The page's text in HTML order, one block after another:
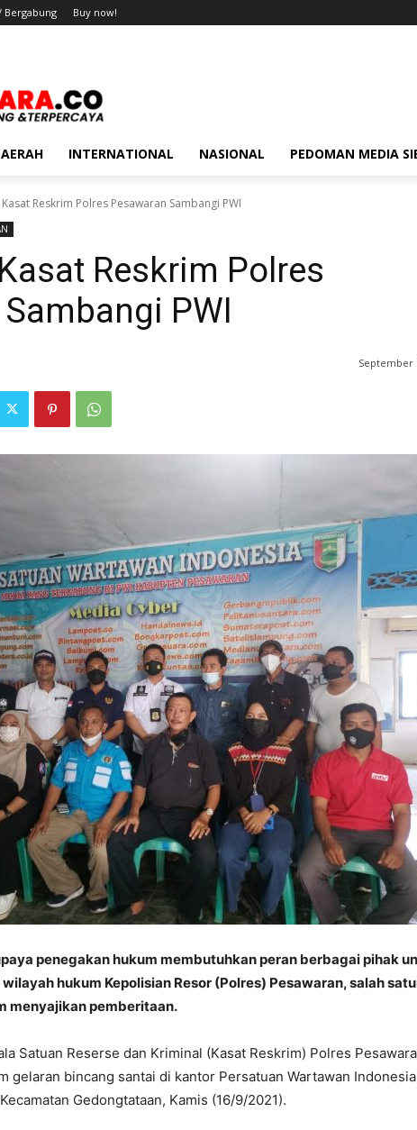
Bergabung Buy now!
INTERNATIONAL NASIONAL PEDOMAN MEDIA
Reskrim Polres Pesawaran Sambangi PWI
Reskrim Polres
PWI
September
penegakan hukum membutuhkan peran berbagai pihak
hukum Kepolisian Resor (Polres) Pesawaran, salah
menyajikan pemberitaan.
Satuan Reserse dan Kriminal (Kasat Reskrim) Polres
gelaran bincang santai di kantor Persatuan Wartawan Indonesia
Gedongtataan, Kamis (16/9/2021).